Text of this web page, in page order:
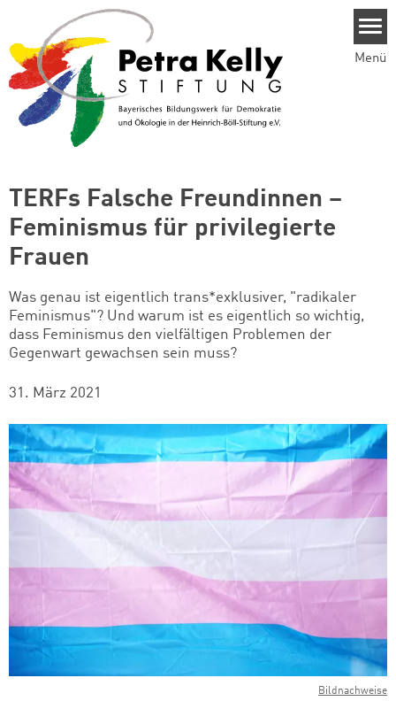
Menü
TERFs Falsche Freundinnen –
Feminismus für privilegierte
Frauen
Was genau ist eigentlich trans*exklusiver, "radikaler
Feminismus"? Und warum ist es eigentlich so wichtig,
dass Feminismus den vielfältigen Problemen der
Gegenwart gewachsen sein muss?
31. März 2021
Bildnachweise